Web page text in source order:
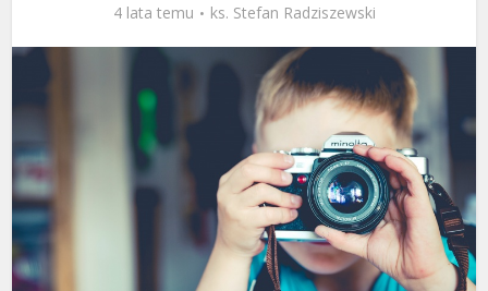
4 lata temu ks. Stefan Radziszewski